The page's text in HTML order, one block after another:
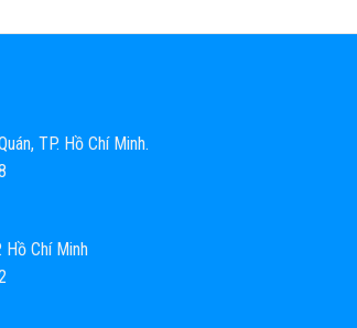
TP. Hồ Chí Minh.
Chí Minh